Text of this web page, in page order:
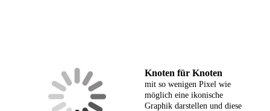
Knoten für Knoten
mit so wenigen Pixel wie
möglich eine ikonische
Graphik darstellen und diese